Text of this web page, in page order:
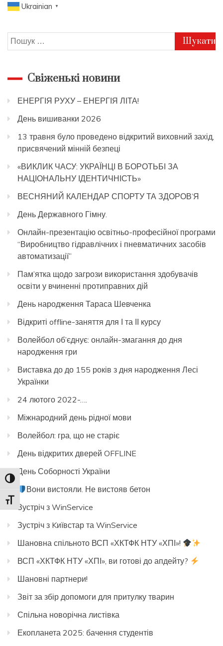
Toggle High Contrast
Toggle Font size
Ukrainian ▼
Пошук:
Свіженькі новини
ЕНЕРГІЯ РУХУ – ЕНЕРГІЯ ЛІТА!
День вишиванки 2026
13 травня було проведено відкритий виховний захід,
присвячений мінній безпеці
«ВИКЛИК ЧАСУ: УКРАЇНЦІ В БОРОТЬБІ ЗА
НАЦІОНАЛЬНУ ІДЕНТИЧНІСТЬ»
ВЕСНЯНИЙ КАЛЕНДАР СПОРТУ ТА ЗДОРОВ’Я
День Державного Гімну.
Онлайн-презентацію освітньо-професійної програми
“Виробництво гідравлічних і пневматичних засобів
автоматизації”
Пам’ятка щодо загрози використання здобувачів
освіти у вчиненні протиправних дій
День народження Тараса Шевченка
Відкриті offline-заняття для І та ІІ курсу
Волейбол об’єднує: онлайн-змагання до дня
народження гри
Виставка до до 155 років з дня народження Лесі
Українки
24 лютого 2022-….
Міжнародний день рідної мови
Волейбол: гра, що не старіє
День відкритих дверей OFFLINE
День Соборності України
Вони вистояли. Не вистояв бетон
Зустріч з WinService
Зустріч з Kиївстар та WinService
Шановна спільното ВСП «ХКТФК НТУ «ХПІ»!
ВСП «ХКТФК НТУ «ХПІ», ви готові до апдейту?
Шановні партнери!
Звіт за збір допомоги для притулку тварин
Спільна новорічна листівка
Екопланета 2025: бачення студентів